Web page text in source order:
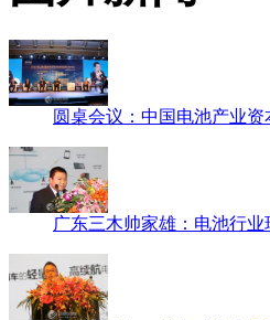
圆桌会议：中国电池产业资
广东三木帅家雄：电池行业
比克蒋小娟：纯电动个人